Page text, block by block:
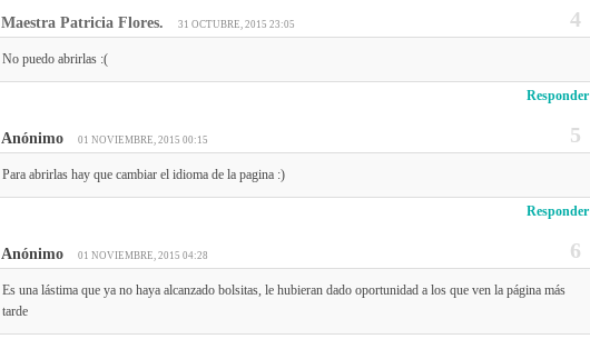
Maestra Patricia Flores. 31 OCTUBRE, 2015 23:05
No puedo abrirlas :(
Responder
Anónimo 01 NOVIEMBRE, 2015 00:15
Para abrirlas hay que cambiar el idioma de la pagina :)
Responder
Anónimo 01 NOVIEMBRE, 2015 04:28
Es una lástima que ya no haya alcanzado bolsitas, le hubieran dado oportunidad a los que ven la página más
tarde